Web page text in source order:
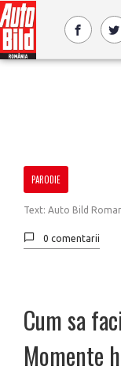
PARODIE
Text: Auto Bild
0 comentarii
Cum sa
Momente